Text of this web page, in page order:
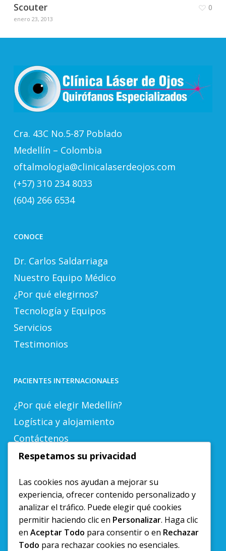
Scouter
enero 23, 2013
0
Cra. 43C No.5-87 Poblado
Medellín – Colombia
oftalmologia@clinicalaserdeojos.com
(+57) 310 234 8033
(604) 266 6534
CONOCE
Dr. Carlos Saldarriaga
Nuestro Equipo Médico
¿Por qué elegirnos?
Tecnología y Equipos
Servicios
Testimonios
PACIENTES INTERNACIONALES
¿Por qué elegir Medellín?
Logística y alojamiento
Contáctenos
Ubicación y Cómo Llegar
Blog
Agenda tu cita
Respetamos su privacidad
Las cookies nos ayudan a mejorar su
experiencia, ofrecer contenido personalizado y
analizar el tráfico. Puede elegir qué cookies
permitir haciendo clic en Personalizar. Haga clic
en Aceptar Todo para consentir o en Rechazar
Todo para rechazar cookies no esenciales.